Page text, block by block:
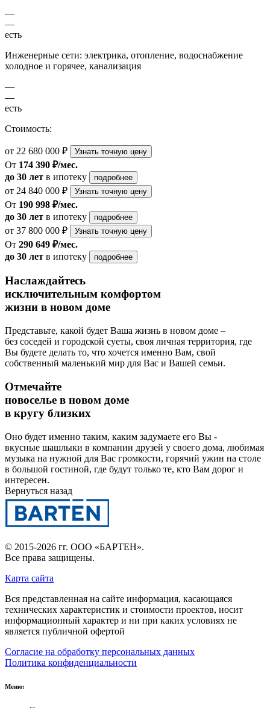
—
—
есть
Инженерные сети: электрика, отопление, водоснабжение
холодное и горячее, канализация
—
—
есть
Стоимость:
от 22 680 000 ₽ Узнать точную цену
От 174 390 ₽/мес.
до 30 лет в ипотеку подробнее
от 24 840 000 ₽ Узнать точную цену
От 190 998 ₽/мес.
до 30 лет в ипотеку подробнее
от 37 800 000 ₽ Узнать точную цену
От 290 649 ₽/мес.
до 30 лет в ипотеку подробнее
Наслаждайтесь
исключительным комфортом
жизни в новом доме
Представьте, какой будет Ваша жизнь в новом доме –
без соседей и городской суеты, своя личная территория, где
Вы будете делать то, что хочется именно Вам, свой
собственный маленький мир для Вас и Вашей семьи.
Отмечайте
новоселье в новом доме
в кругу близких
Оно будет именно таким, каким задумаете его Вы -
вкусные шашлыки в компании друзей у своего дома, любимая
музыка на нужной для Вас громкости, горячий ужин на столе
в большой гостиной, где будут только те, кто Вам дорог и
интересен.
Вернуться назад
© 2015-2026 гг. ООО «БАРТЕН».
Все права защищены.
Карта сайта
Вся представленная на сайте информация, касающаяся
технических характеристик и стоимости проектов, носит
информационный характер и ни при каких условиях не
является публичной офертой
Согласие на обработку персональных данных
Политика конфиденциальности
Меню: